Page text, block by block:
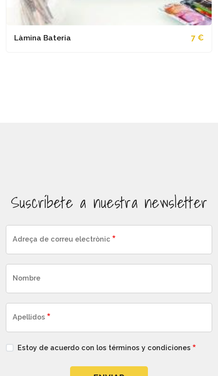
Làmina Bateria 7 €
Suscríbete a nuestra newsletter
Adreça de correu electrònic
Nombre
Apellidos
Estoy de acuerdo con los términos y condiciones